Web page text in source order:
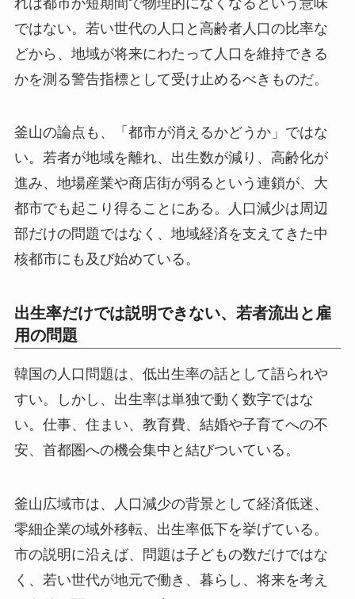
ではない。若い世代の人口と高齢者人口の比率な
どから、地域が将来にわたって人口を維持できる
かを測る警告指標として受け止めるべきものだ。
釜山の論点も、「都市が消えるかどうか」ではな
い。若者が地域を離れ、出生数が減り、高齢化が
進み、地場産業や商店街が弱るという連鎖が、大
都市でも起こり得ることにある。人口減少は周辺
部だけの問題ではなく、地域経済を支えてきた中
核都市にも及び始めている。
出生率だけでは説明できない、若者流出と雇
用の問題
韓国の人口問題は、低出生率の話として語られや
すい。しかし、出生率は単独で動く数字ではな
い。仕事、住まい、教育費、結婚や子育てへの不
安、首都圏への機会集中と結びついている。
釜山広域市は、人口減少の背景として経済低迷、
零細企業の域外移転、出生率低下を挙げている。
市の説明に沿えば、問題は子どもの数だけではな
く、若い世代が地元で働き、暮らし、将来を考え